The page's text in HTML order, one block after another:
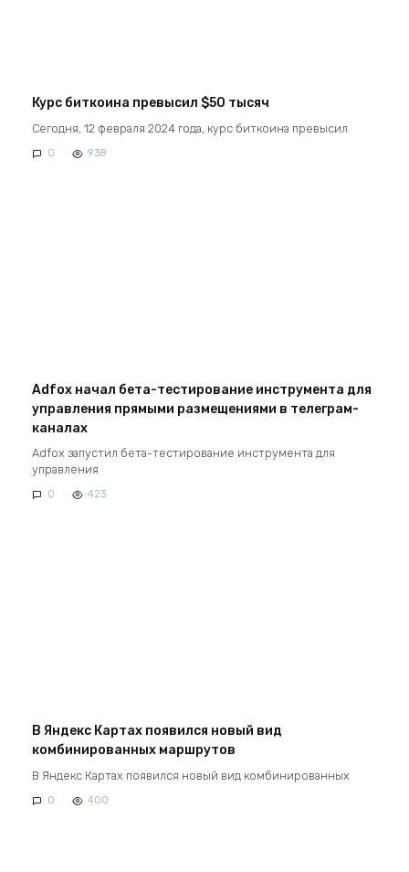
Курс биткоина превысил $50 тысяч
Сегодня, 12 февраля 2024 года, курс биткоина превысил
0 938
Adfox начал бета-тестирование инструмента для
управления прямыми размещениями в телеграм-
каналах
Adfox запустил бета-тестирование инструмента для
управления
0 423
В Яндекс Картах появился новый вид
комбинированных маршрутов
В Яндекс Картах появился новый вид комбинированных
0 400